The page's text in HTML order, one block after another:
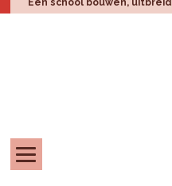
Een school bouwen,